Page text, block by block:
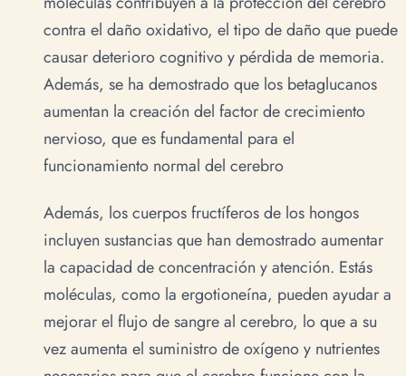
contra el daño oxidativo, el tipo de daño que puede
causar deterioro cognitivo y pérdida de memoria.
Además, se ha demostrado que los betaglucanos
aumentan la creación del factor de crecimiento
nervioso, que es fundamental para el
funcionamiento normal del cerebro
Además, los cuerpos fructíferos de los hongos
incluyen sustancias que han demostrado aumentar
la capacidad de concentración y atención. Estás
moléculas, como la ergotioneína, pueden ayudar a
mejorar el flujo de sangre al cerebro, lo que a su
vez aumenta el suministro de oxígeno y nutrientes